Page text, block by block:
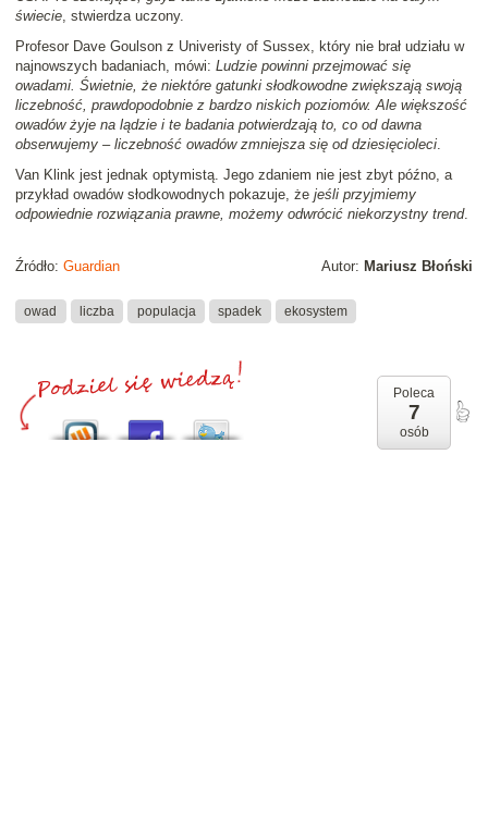
świecie, stwierdza uczony.
Profesor Dave Goulson z Univeristy of Sussex, który nie brał udziału w
najnowszych badaniach, mówi: Ludzie powinni przejmować się
owadami. Świetnie, że niektóre gatunki słodkowodne zwiększają swoją
liczebność, prawdopodobnie z bardzo niskich poziomów. Ale większość
owadów żyje na lądzie i te badania potwierdzają to, co od dawna
obserwujemy – liczebność owadów zmniejsza się od dziesięcioleci.
Van Klink jest jednak optymistą. Jego zdaniem nie jest zbyt późno, a
przykład owadów słodkowodnych pokazuje, że jeśli przyjmiemy
odpowiednie rozwiązania prawne, możemy odwrócić niekorzystny trend.
Autor: Mariusz Błoński
Źródło: Guardian
owad liczba populacja spadek ekosystem
Poleca
7
osób